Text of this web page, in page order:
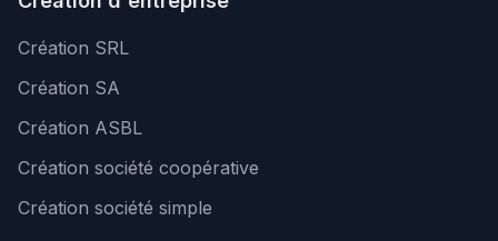
Création SRL
Création SA
Création ASBL
Création société coopérative
Création société simple